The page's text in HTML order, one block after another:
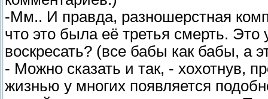
-Мм.. И правда, разношерстная
что это была её третья смерть.
воскресать? (все бабы как бабы, а
- Можно сказать и так, - хохотнув,
жизнью у многих появляется